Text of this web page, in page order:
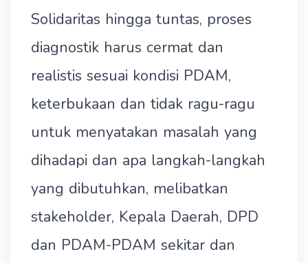
Solidaritas hingga tuntas, proses
diagnostik harus cermat dan
realistis sesuai kondisi PDAM,
keterbukaan dan tidak ragu-ragu
untuk menyatakan masalah yang
dihadapi dan apa langkah-langkah
yang dibutuhkan, melibatkan
stakeholder, Kepala Daerah, DPD
dan PDAM-PDAM sekitar dan